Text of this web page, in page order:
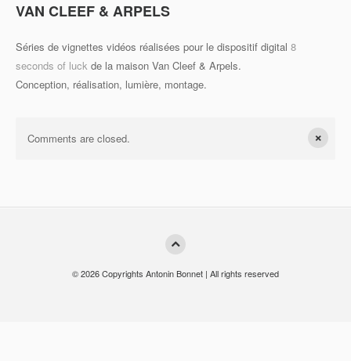
VAN CLEEF & ARPELS
Séries de vignettes vidéos réalisées pour le dispositif digital 8
seconds of luck de la maison Van Cleef & Arpels.
Conception, réalisation, lumière, montage.
Update Required
To play the media you will need to either update your browser to a
×
Comments are closed.
© 2026 Copyrights Antonin Bonnet | All rights reserved